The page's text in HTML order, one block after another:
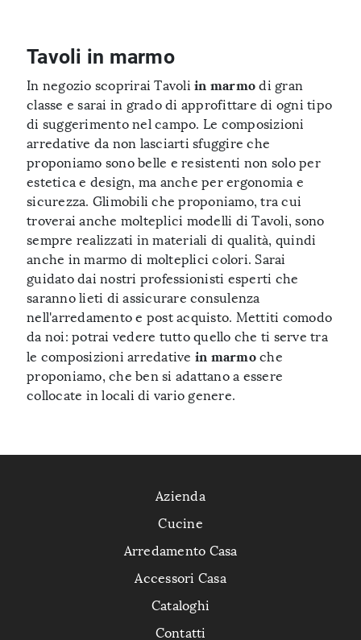
Tavoli in marmo
In negozio scoprirai Tavoliin marmo di gran
classe e sarai in grado di approfittare di ogni tipo
di suggerimento nel campo. Le composizioni
arredative da non lasciarti sfuggire che
proponiamo sono belle e resistenti non solo per
estetica e design, ma anche per ergonomia e
sicurezza. Glimobili che proponiamo, tra cui
troverai anche molteplici modelli di Tavoli, sono
sempre realizzati in materiali di qualità, quindi
anche in marmo di molteplici colori. Sarai
guidato dai nostri professionisti esperti che
saranno lieti di assicurare consulenza
nell'arredamento e post acquisto. Mettiti comodo
da noi: potrai vedere tutto quello che ti serve tra
le composizioni arredative in marmoche
proponiamo, che ben si adattano a essere
collocate in locali di vario genere.
Azienda
Cucine
Arredamento Casa
Accessori Casa
Cataloghi
Contatti